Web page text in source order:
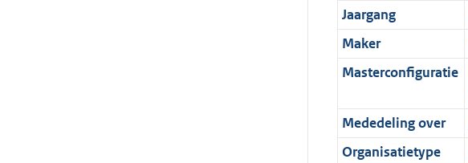
o
r
m
a
t
f
o
r
a
a
t
n
f
o
m
a
a
Jaargang
Maker
Masterconfiguratie
Mededeling over
Organisatietype